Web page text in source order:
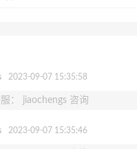
2023-09-07 15:35:58
： jiaochengs 咨询
2023-09-07 15:35:46